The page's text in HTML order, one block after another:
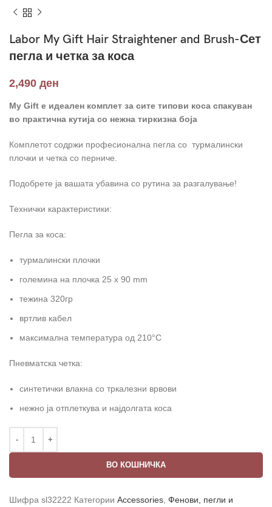
Labor My Gift Hair Straightener and Brush-Сет
пегла и четка за коса
2,490 ден
My Gift е идеален комплет за сите типови коса спакуван
во практична кутија со нежна тиркизна боја
Комплетот содржи професионална пегла со турмалински
плочки и четка со перниче.
Подобрете ја вашата убавина со рутина за разгалување!
Технички карактеристики:
Пегла за коса:
турмалински плочки
големина на плочка 25 x 90 mm
тежина 320гр
вртлив кабел
максимална температура од 210°C
Пневматска четка:
синтетички влакна со тркалезни врвови
нежно ја отплеткува и најдолгата коса
ВО КОШНИЧКА
Шифра sl32222 Категории Accessories Фенови, пегли и